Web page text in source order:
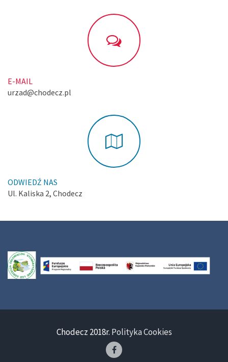
E-MAIL
urzad@chodecz.pl
ODWIEDŹ NAS
Ul. Kaliska 2, Chodecz
Chodecz 2018r. Polityka Cookies